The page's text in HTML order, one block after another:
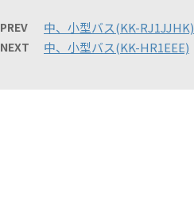
PREV 中、小型バス(KK-RJ1JJHK)
NEXT 中、小型バス(KK-HR1EEE)